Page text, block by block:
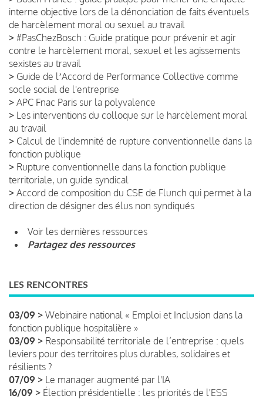
interne objective lors de la dénonciation de faits éventuels
de harcèlement moral ou sexuel au travail
> #PasChezBosch : Guide pratique pour prévenir et agir
contre le harcèlement moral, sexuel et les agissements
sexistes au travail
> Guide de lʼAccord de Performance Collective comme
socle social de l'entreprise
> APC Fnac Paris sur la polyvalence
> Les interventions du colloque sur le harcèlement moral
au travail
> Calcul de l'indemnité de rupture conventionnelle dans la
fonction publique
> Rupture conventionnelle dans la fonction publique
territoriale, un guide syndical
> Accord de composition du CSE de Flunch qui permet à la
direction de désigner des élus non syndiqués
Voir les dernières ressources
Partagez des ressources
LES RENCONTRES
03/09 > Webinaire national « Emploi et Inclusion dans la
fonction publique hospitalière »
03/09 > Responsabilité territoriale de l’entreprise : quels
leviers pour des territoires plus durables, solidaires et
résilients ?
07/09 > Le manager augmenté par l'IA
16/09 > Élection présidentielle : les priorités de l'ESS